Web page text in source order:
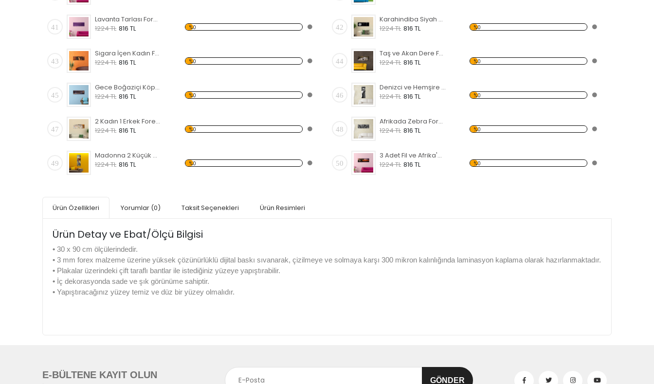
41
Lavanta Tarlası Forex Tablo
1224 TL 816 TL %0 42
Karahindiba Siyah Zemin Forex Tablo
1224 TL 816 TL %0
43
Sigara İçen Kadın Forex Tablo
1224 TL 816 TL %0 44
Taş ve Akan Dere Forex Tablo
1224 TL 816 TL %0
45
Gece Boğaziçi Köprüsü Forex Tablo
1224 TL 816 TL %0 46
Denizci ve Hemşire Forex Tablo
1224 TL 816 TL %0
47
2 Kadın 1 Erkek Forex Tablo
1224 TL 816 TL %0 48
Afrikada Zebra Forex Tablo
1224 TL 816 TL %0
49
Madonna 2 Küçük Çocuk Forex Tablo
1224 TL 816 TL %0 50
3 Adet Fil ve Afrika'da Gün Batımı Forex Tablo
1224 TL 816 TL %0
Ürün Özellikleri Yorumlar (0) Taksit Seçenekleri Ürün Resimleri
Ürün Detay ve Ebat/Ölçü Bilgisi
• 30 x 90 cm ölçülerindedir.
• 3 mm forex malzeme üzerine yüksek çözünürlüklü dijital baskı sıvanarak, çizilmeye ve solmaya karşı 300 mikron kalınlığında laminasyon kaplama olarak hazırlanmaktadır.
• Plakalar üzerindeki çift taraflı bantlar ile istediğiniz yüzeye yapıştırabilir.
• İç dekorasyonda sade ve şık görünüme sahiptir.
• Yapıştıracağınız yüzey temiz ve düz bir yüzey olmalıdır.
E-BÜLTENE KAYIT OLUN